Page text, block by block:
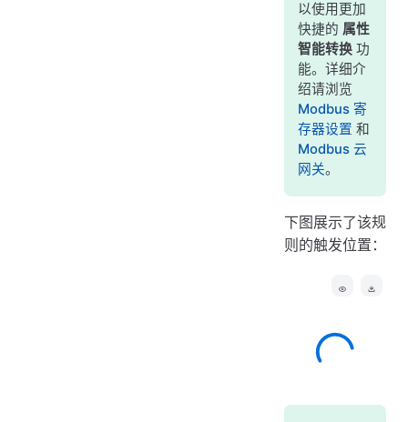
以使用更加
快捷的 属性
智能转换功
能。详细介
绍请浏览
Modbus 寄
存器设置 和
Modbus 云
网关。
下图展示了该规
则的触发位置：